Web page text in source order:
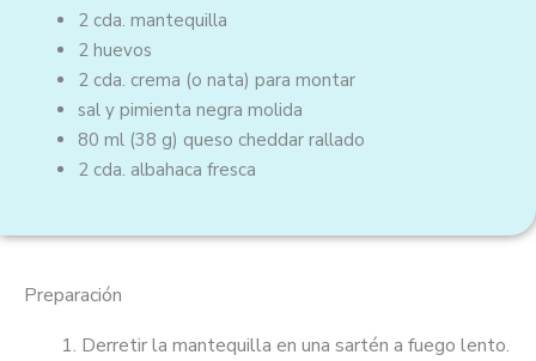
d
e
5
2 cda. mantequilla
2 huevos
2 cda. crema (o nata) para montar
sal y pimienta negra molida
80 ml (38 g) queso cheddar rallado
2 cda. albahaca fresca
Preparación
Derretir la mantequilla en una sartén a fuego lento.